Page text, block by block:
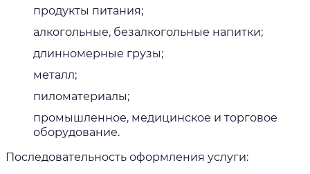
продукты питания;
алкогольные, безалкогольные напитки;
длинномерные грузы;
металл;
пиломатериалы;
промышленное, медицинское и торговое
оборудование.
Последовательность оформления услуги: